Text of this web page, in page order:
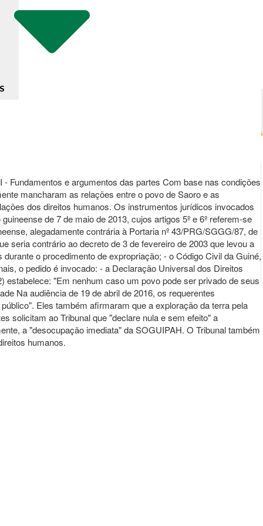
Fundamentos e argumentos das partes Com base nas condições
mancharam as relações entre o povo de Saoro e as
dos direitos humanos. Os instrumentos jurídicos invocados
de 7 de maio de 2013, cujos artigos 5º e 6º referem-se
alegadamente contrária à Portaria nº 43/PRG/SGGG/87, de
seria contrário ao decreto de 3 de fevereiro de 2003 que levou a
o procedimento de expropriação; - o Código Civil da Guiné,
o pedido é invocado: - a Declaração Universal dos Direitos
estabelece: "Em nenhum caso um povo pode ser privado de seus
Na audiência de 19 de abril de 2016, os requerentes
Eles também afirmaram que a exploração da terra pela
solicitam ao Tribunal que "declare nula e sem efeito" a
a "desocupação imediata" da SOGUIPAH. O Tribunal também
humanos.